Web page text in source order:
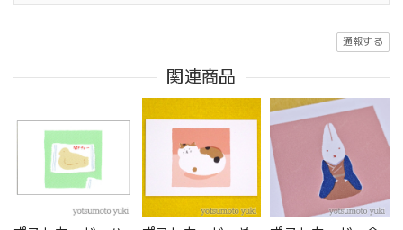
通報する
関連商品